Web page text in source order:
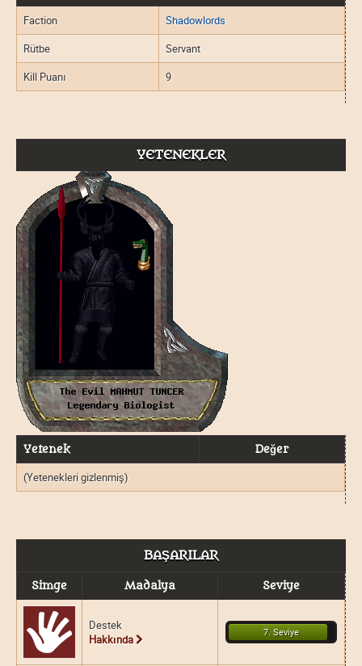
Faction
Shadowlords
Rütbe
Servant
Kill Puanı
9
YETENEKLER
Yetenek Değer
(Yetenekleri gizlenmiş)
BAŞARILAR
Simge Madalya Seviye
Destek
Hakkında
7. Seviye